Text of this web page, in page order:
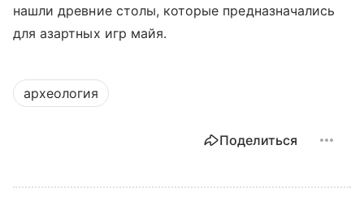
нашли древние столы, которые предназначались
для азартных игр майя.
археология
Поделиться